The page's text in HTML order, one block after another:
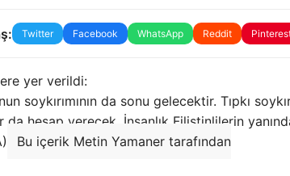
Twitter Facebook WhatsApp Reddit
yer verildi:
soykırımının da sonu gelecektir. Tıpkı
hesap verecek. İnsanlık Filistinlilerin
Bu içerik Metin Yamaner tarafından